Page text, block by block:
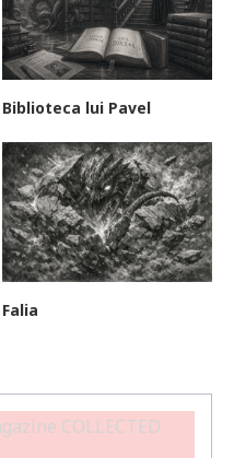
Biblioteca lui Pavel
Falia